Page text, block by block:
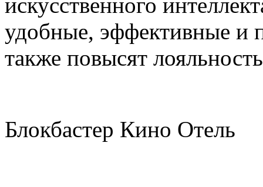
удобные, эффективные и
также повысят
Блокбастер Кино Отель